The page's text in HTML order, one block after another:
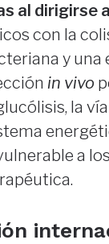
al dirigirse
con la
y
in vivo
la
a